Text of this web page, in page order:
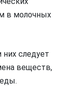
в молочных
следует
веществ,